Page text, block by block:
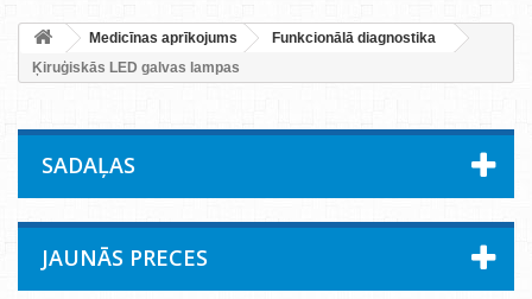
Medicīnas aprīkojums
Funkcionālā diagnostika
Ķiruģiskās LED galvas lampas
SADAĻAS
JAUNĀS PRECES